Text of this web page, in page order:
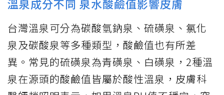
溫泉成分不同 泉水酸鹼值影響皮膚
台灣溫泉可分為碳酸氫鈉泉、硫磺泉、氯化
泉及碳酸泉等多種類型，酸鹼值也有所差
異。常見的硫磺泉為青磺泉、白磺泉，2種溫
泉在源頭的酸鹼值皆屬於酸性溫泉，皮膚科